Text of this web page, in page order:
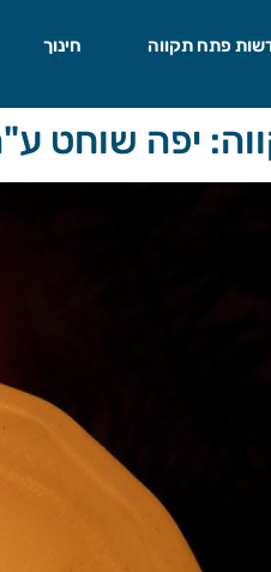
פתח תקווה חינוך
יפה שוחט